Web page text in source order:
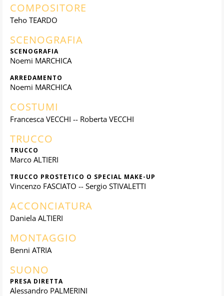
COMPOSITORE
Teho TEARDO
SCENOGRAFIA
SCENOGRAFIA
Noemi MARCHICA
ARREDAMENTO
Noemi MARCHICA
COSTUMI
Francesca VECCHI -- Roberta VECCHI
TRUCCO
TRUCCO
Marco ALTIERI
TRUCCO PROSTETICO O SPECIAL MAKE-UP
Vincenzo FASCIATO -- Sergio STIVALETTI
ACCONCIATURA
Daniela ALTIERI
MONTAGGIO
Benni ATRIA
SUONO
PRESA DIRETTA
Alessandro PALMERINI